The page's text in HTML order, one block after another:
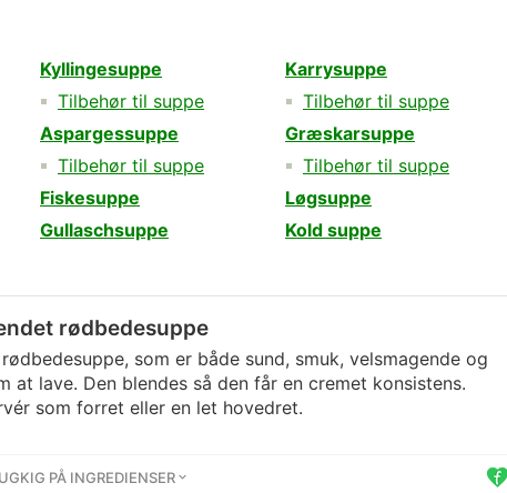
Kyllingesuppe
Tilbehør til suppe
Aspargessuppe
Tilbehør til suppe
Fiskesuppe
Gullaschsuppe
Karrysuppe
Tilbehør til suppe
Græskarsuppe
Tilbehør til suppe
Løgsuppe
Kold suppe
rødbedesuppe
rødbedesuppe, som er både sund, smuk, velsmagende og
at lave. Den blendes så den får en cremet konsistens.
som forret eller en let hovedret.
PÅ INGREDIENSER